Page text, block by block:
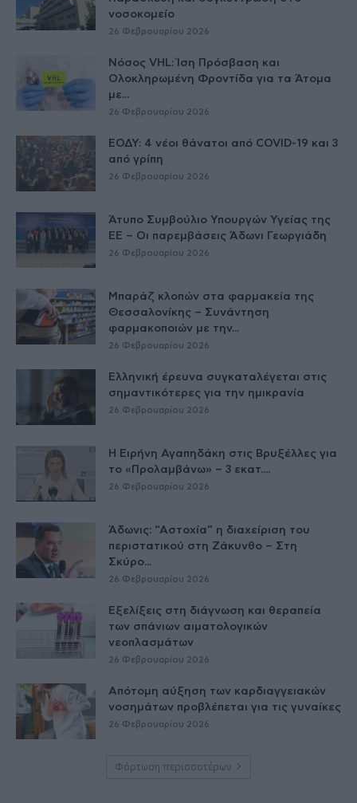
νοσοκομείο
26 Φεβρουαρίου 2026
Νόσος VHL: Ίση Πρόσβαση και
Ολοκληρωμένη Φροντίδα για τα Άτομα
με...
26 Φεβρουαρίου 2026
ΕΟΔΥ: 4 νέοι θάνατοι από COVID-19 και 3
από γρίπη
26 Φεβρουαρίου 2026
Άτυπο Συμβούλιο Υπουργών Υγείας της
ΕE – Οι παρεμβάσεις Άδωνι Γεωργιάδη
26 Φεβρουαρίου 2026
Μπαράζ κλοπών στα φαρμακεία της
Θεσσαλονίκης – Συνάντηση
φαρμακοποιών με την...
26 Φεβρουαρίου 2026
Ελληνική έρευνα συγκαταλέγεται στις
σημαντικότερες για την ημικρανία
26 Φεβρουαρίου 2026
Η Ειρήνη Αγαπηδάκη στις Βρυξέλλες για
το «Προλαμβάνω» – 3 εκατ....
26 Φεβρουαρίου 2026
Άδωνις: “Αστοχία” η διαχείριση του
περιστατικού στη Ζάκυνθο – Στη
Σκύρο...
26 Φεβρουαρίου 2026
Εξελίξεις στη διάγνωση και θεραπεία
των σπάνιων αιματολογικών
νεοπλασμάτων
26 Φεβρουαρίου 2026
Απότομη αύξηση των καρδιαγγειακών
νοσημάτων προβλέπεται για τις γυναίκες
26 Φεβρουαρίου 2026
Φόρτωση περισσοτέρων